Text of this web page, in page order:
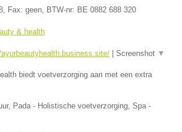
, Fax: geen, BTW-nr: BE 0882 688 320
& health
Screenshot ▼
biedt voetverzorging aan met een extra
Pada - Holistische voetverzorging, Spa -